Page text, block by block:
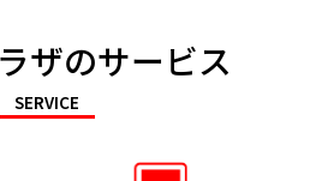
ザのサービス
SERVICE